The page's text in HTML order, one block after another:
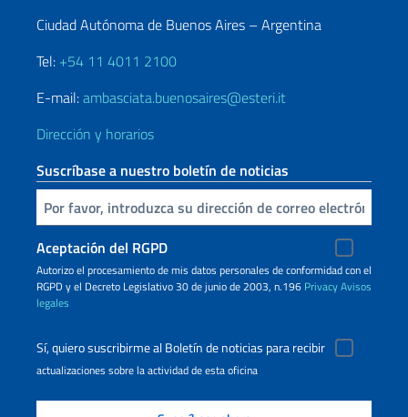
Ciudad Autónoma de Buenos Aires – Argentina
Tel: +54 11 4011 2100
E-mail:ambasciata.buenosaires@esteri.it
Dirección y horarios
Suscríbase a nuestro boletín de noticias
Inserta tu correo electronico
Aceptación del RGPD
Autorizo ​​el procesamiento de mis datos personales de conformidad con el
RGPD y el Decreto Legislativo 30 de junio de 2003, n.196 PrivacyAvisos
legales
Sí, quiero suscribirme al Boletín de noticias para recibir
actualizaciones sobre la actividad de esta oficina